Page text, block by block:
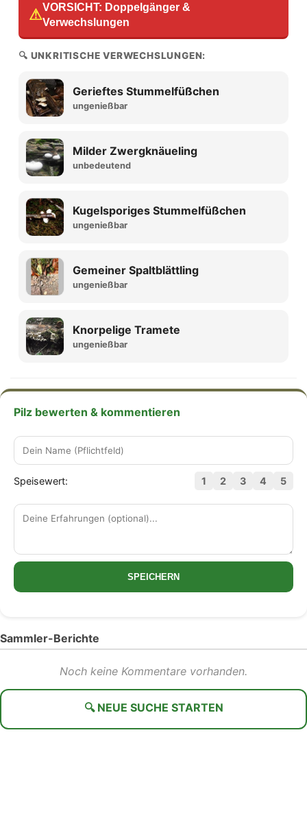
⚠VORSICHT: Doppelgänger &
Verwechslungen
🔍 UNKRITISCHE VERWECHSLUNGEN:
Gerieftes Stummelfüßchen
ungenießbar
Milder Zwergknäueling
unbedeutend
Kugelsporiges Stummelfüßchen
ungenießbar
Gemeiner Spaltblättling
ungenießbar
Knorpelige Tramete
ungenießbar
Pilz bewerten & kommentieren
Speisewert: 1 2 3 4 5
SPEICHERN
Sammler-Berichte
Noch keine Kommentare vorhanden.
🔍 NEUE SUCHE STARTEN